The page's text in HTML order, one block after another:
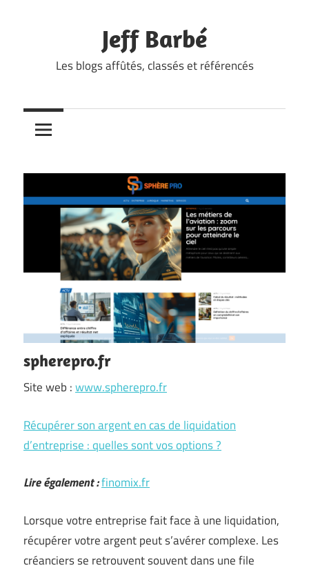
Jeff Barbé
Les blogs affûtés, classés et référencés
spherepro.fr
Site web :www.spherepro.fr
Récupérer son argent en cas de liquidation
d’entreprise : quelles sont vos options ?
Lire également :finomix.fr
Lorsque votre entreprise fait face à une liquidation,
récupérer votre argent peut s’avérer complexe. Les
créanciers se retrouvent souvent dans une file